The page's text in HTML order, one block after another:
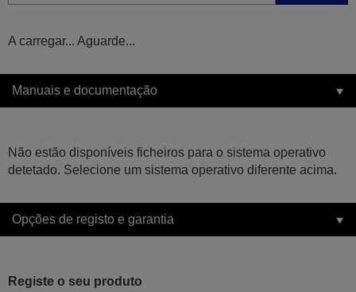
A carregar... Aguarde...
Manuais e documentação
Não estão disponíveis ficheiros para o sistema operativo
detetado. Selecione um sistema operativo diferente acima.
Opções de registo e garantia
Registe o seu produto